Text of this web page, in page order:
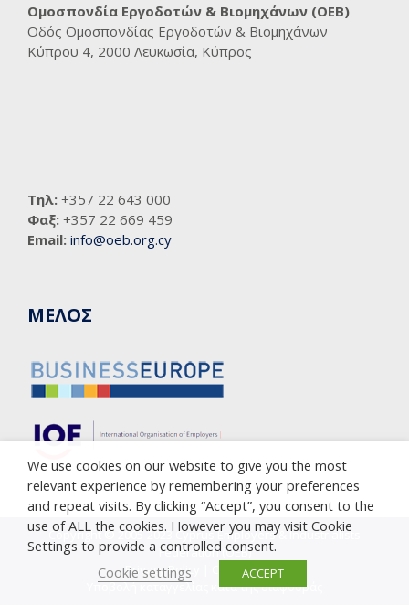
Ομοσπονδία Εργοδοτών & Βιομηχάνων (ΟΕΒ)
Οδός Ομοσπονδίας Εργοδοτών & Βιομηχάνων
Κύπρου 4, 2000 Λευκωσία, Κύπρος
Τηλ: +357 22 643 000
Φαξ: +357 22 669 459
Email: info@oeb.org.cy
ΜΕΛΟΣ
Copyright © 2005-2023 Cyprus Employers & Industrialists
Federation (OEB)
Privacy Policy
Cookie Policy
Υποβολή καταγγελίας κατά της διαφθοράς
We use cookies on our website to give you the most
relevant experience by remembering your preferences
and repeat visits. By clicking “Accept”, you consent to the
use of ALL the cookies. However you may visit Cookie
Settings to provide a controlled consent.
Cookie settings
ACCEPT